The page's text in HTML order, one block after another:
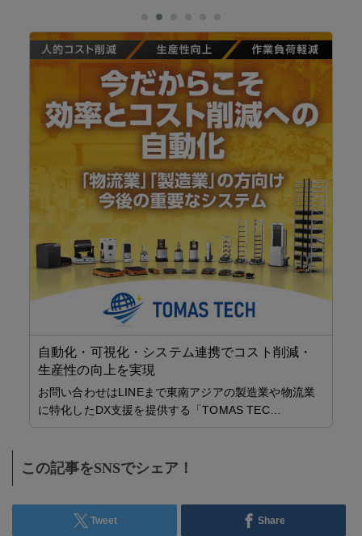
自動化・可視化・システム連携でコスト削減・
生産性の向上を実現
お問い合わせはLINEまで東南アジアの製造業や物流業
に特化したDX支援を提供する「TOMAS TEC…
この記事をSNSでシェア！
Tweet Share